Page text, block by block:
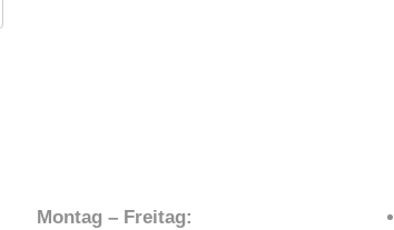
Montag – Freitag: